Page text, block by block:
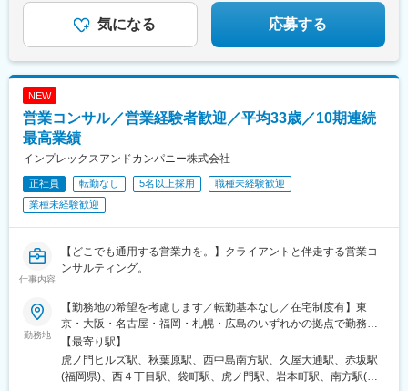
★土日祝休み、年休125日でオフも充実♪
気になる 応募する
NEW
営業コンサル／営業経験者歓迎／平均33歳／10期連続
最高業績
インプレックスアンドカンパニー株式会社
正社員 転勤なし 5名以上採用
職種未経験歓迎
業種未経験歓迎
仕事内容
【どこでも通用する営業力を。】クライアントと伴走する営業コ
ンサルティング。
勤務地
【勤務地の希望を考慮します／転勤基本なし／在宅制度有】東
京・大阪・名古屋・福岡・札幌・広島のいずれかの拠点で勤務◯
東京本社東京都港区虎ノ門1-23-1 虎ノ門ヒルズ森タワー18階受動
喫煙対策：あり（屋内禁煙 / 喫煙専用室あり)◯秋葉原営業所東京
都千代田区神田和泉町1-7-2 S-Glanzビル4階受動喫煙対策：あり
【最寄り駅】
虎ノ門ヒルズ駅、秋葉原駅、西中島南方駅、久屋大通駅、赤坂駅
(福岡県)、西４丁目駅、袋町駅、虎ノ門駅、岩本町駅、南方駅(大